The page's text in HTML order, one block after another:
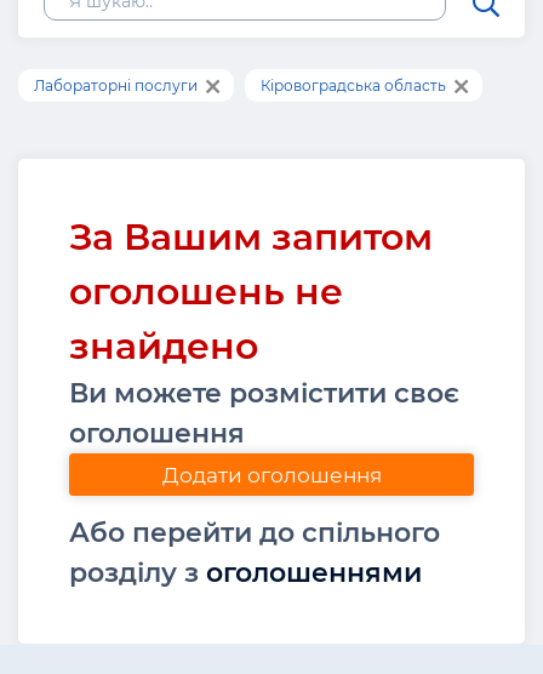
Лабораторні послуги Кіровоградська область
За Вашим запитом
оголошень не
знайдено
Ви можете розмістити своє
оголошення
Додати оголошення
Або перейти до спільного
розділу з оголошеннями